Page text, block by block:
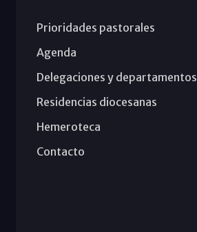
Prioridades pastorales
Agenda
Delegaciones y departamentos
Residencias diocesanas
Hemeroteca
Contacto